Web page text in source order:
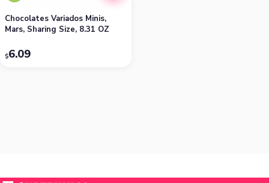
Chocolates Variados Minis,
Mars, Sharing Size, 8.31 OZ
$6.09